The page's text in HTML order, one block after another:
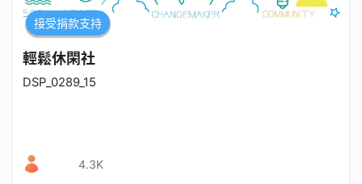
接受捐款支持
輕鬆休閑社
DSP_0289_15
4.3K